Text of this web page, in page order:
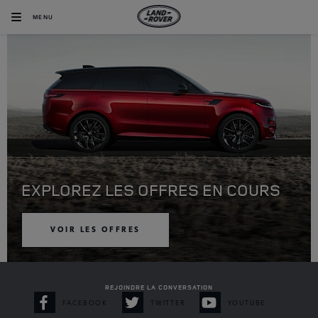
MENU
EXPLOREZ LES OFFRES EN COURS
VOIR LES OFFRES
REJOINDRE LA CONVERSATION
FACEBOOK TWITTER YOUTUBE